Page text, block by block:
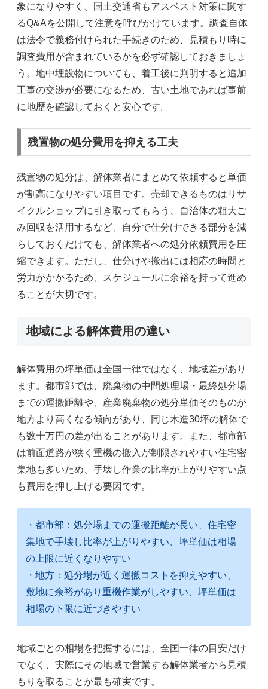
象になりやすく、国土交通省もアスベスト対策に関す
るQ&Aを公開して注意を呼びかけています。調査自体
は法令で義務付けられた手続きのため、見積もり時に
調査費用が含まれているかを必ず確認しておきましょ
う。地中埋設物についても、着工後に判明すると追加
工事の交渉が必要になるため、古い土地であれば事前
に地歴を確認しておくと安心です。
残置物の処分費用を抑える工夫
残置物の処分は、解体業者にまとめて依頼すると単価
が割高になりやすい項目です。売却できるものはリサ
イクルショップに引き取ってもらう、自治体の粗大ご
み回収を活用するなど、自分で仕分けできる部分を減
らしておくだけでも、解体業者への処分依頼費用を圧
縮できます。ただし、仕分けや搬出には相応の時間と
労力がかかるため、スケジュールに余裕を持って進め
ることが大切です。
地域による解体費用の違い
解体費用の坪単価は全国一律ではなく、地域差があり
ます。都市部では、廃棄物の中間処理場・最終処分場
までの運搬距離や、産業廃棄物の処分単価そのものが
地方より高くなる傾向があり、同じ木造30坪の解体で
も数十万円の差が出ることがあります。また、都市部
は前面道路が狭く重機の搬入が制限されやすい住宅密
集地も多いため、手壊し作業の比率が上がりやすい点
も費用を押し上げる要因です。
・都市部：処分場までの運搬距離が長い、住宅密
集地で手壊し比率が上がりやすい、坪単価は相場
の上限に近くなりやすい
・地方：処分場が近く運搬コストを抑えやすい、
敷地に余裕があり重機作業がしやすい、坪単価は
相場の下限に近づきやすい
地域ごとの相場を把握するには、全国一律の目安だけ
でなく、実際にその地域で営業する解体業者から見積
もりを取ることが最も確実です。